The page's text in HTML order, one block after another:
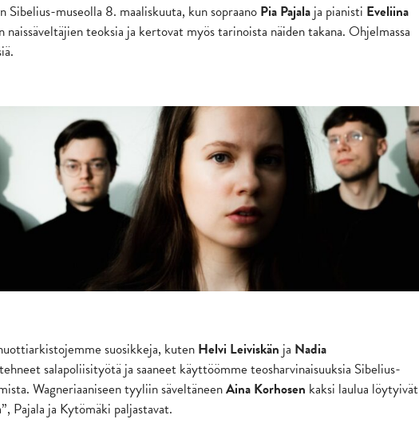
Sibelius-museolla 8. maaliskuuta, kun sopraano Pia Pajala ja pianisti Eveliina
naissäveltäjien teoksia ja kertovat myös tarinoista näiden takana. Ohjelmassa
suosikkeja, kutenHelvi Leiviskän ja Nadia
salapoliisityötä ja saaneet käyttöömme teosharvinaisuuksia Sibelius-
Wagneriaaniseen tyyliin säveltäneenAina Korhosen kaksi laulua löytyivät
Pajala ja Kytömäki paljastavat.